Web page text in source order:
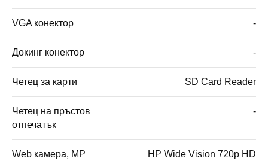
VGA конектор -
Докинг конектор -
Четец за карти SD Card Reader
Четец на пръстов
отпечатък
-
Web камера, MP
HP Wide Vision 720p HD